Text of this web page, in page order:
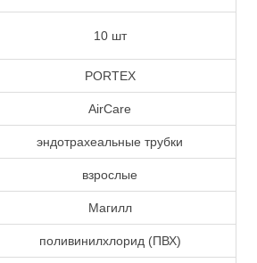
10 шт
PORTEX
AirCare
эндотрахеальные трубки
взрослые
Магилл
поливинилхлорид (ПВХ)